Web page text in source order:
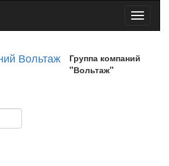
Toggle
Группа компаний
"Вольтаж"